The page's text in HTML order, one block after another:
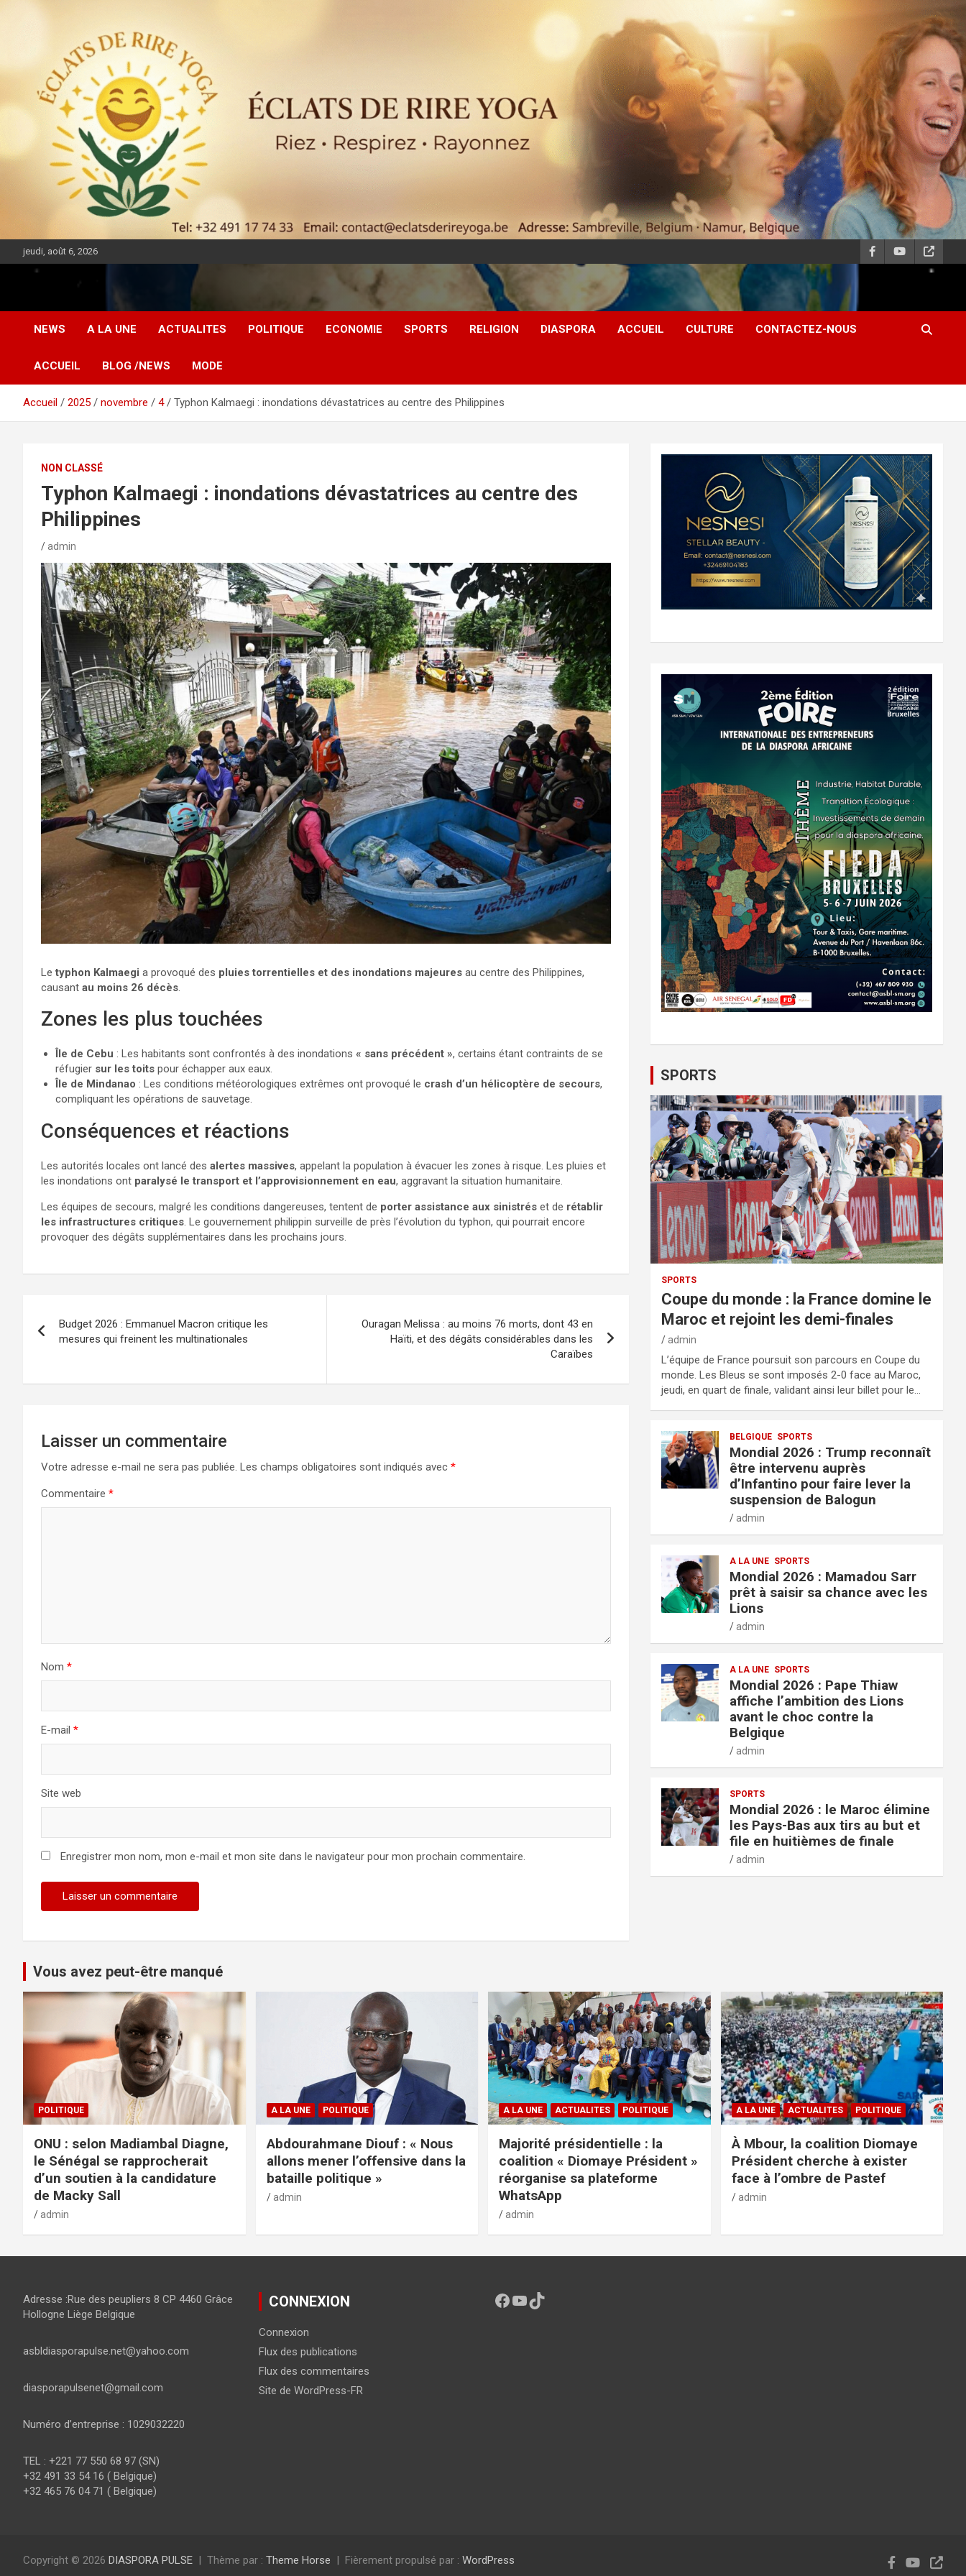
jeudi, août 6, 2026
DIASPORA PULSE
NEWS A LA UNE ACTUALITES POLITIQUE ECONOMIE SPORTS RELIGION DIASPORA ACCUEIL CULTURE CONTACTEZ-NOUS
ACCUEIL BLOG /NEWS MODE
Accueil 2025 novembre 4 Typhon Kalmaegi : inondations dévastatrices au centre des Philippines
NON CLASSÉ
Typhon Kalmaegi : inondations dévastatrices au centre des
Philippines
admin
Letyphon Kalmaegi a provoqué des pluies torrentielles et des inondations majeures au centre des Philippines,
causant au moins 26 décès
Zones les plus touchées
Île de Cebu : Les habitants sont confrontés à des inondations « sans précédent », certains étant contraints de se
réfugier sur les toits pour échapper aux eaux.
Île de Mindanao : Les conditions météorologiques extrêmes ont provoqué le crash d’un hélicoptère de secours,
compliquant les opérations de sauvetage.
Conséquences et réactions
Les autorités locales ont lancé des alertes massives, appelant la population à évacuer les zones à risque. Les pluies et
les inondations ont paralysé le transport et l’approvisionnement en eau, aggravant la situation humanitaire.
Les équipes de secours, malgré les conditions dangereuses, tentent de porter assistance aux sinistrés et de rétablir
les infrastructures critiques . Le gouvernement philippin surveille de près l’évolution du typhon, qui pourrait encore
provoquer des dégâts supplémentaires dans les prochains jours.
Budget 2026 : Emmanuel Macron critique les
mesures qui freinent les multinationales
Ouragan Melissa : au moins 76 morts, dont 43 en
Haïti, et des dégâts considérables dans les
Caraïbes
Laisser un commentaire
Votre adresse e-mail ne sera pas publiée. Les champs obligatoires sont indiqués avec *
Commentaire *
Nom *
E-mail *
Site web
Enregistrer mon nom, mon e-mail et mon site dans le navigateur pour mon prochain commentaire.
SPORTS
SPORTS
Coupe du monde : la France domine le
Maroc et rejoint les demi-finales
admin
L’équipe de France poursuit son parcours en Coupe du
monde. Les Bleus se sont imposés 2-0 face au Maroc,
jeudi, en quart de finale, validant ainsi leur billet pour le…
BELGIQUE SPORTS
Mondial 2026 : Trump reconnaît
être intervenu auprès
d’Infantino pour faire lever la
suspension de Balogun
admin
A LA UNE SPORTS
Mondial 2026 : Mamadou Sarr
prêt à saisir sa chance avec les
Lions
admin
A LA UNE SPORTS
Mondial 2026 : Pape Thiaw
affiche l’ambition des Lions
avant le choc contre la
Belgique
admin
SPORTS
Mondial 2026 : le Maroc élimine
les Pays-Bas aux tirs au but et
file en huitièmes de finale
admin
Vous avez peut-être manqué
POLITIQUE
ONU : selon Madiambal Diagne,
le Sénégal se rapprocherait
d’un soutien à la candidature
de Macky Sall
admin
A LA UNE POLITIQUE
Abdourahmane Diouf : « Nous
allons mener l’offensive dans la
bataille politique »
admin
A LA UNE ACTUALITES POLITIQUE
Majorité présidentielle : la
coalition « Diomaye Président »
réorganise sa plateforme
WhatsApp
admin
A LA UNE ACTUALITES POLITIQUE
À Mbour, la coalition Diomaye
Président cherche à exister
face à l’ombre de Pastef
admin
Adresse :Rue des peupliers 8 CP 4460 Grâce
Hollogne Liège Belgique
asbldiasporapulse.net@yahoo.com
diasporapulsenet@gmail.com
Numéro d’entreprise : 1029032220
TEL : +221 77 550 68 97 (SN)
+32 491 33 54 16 ( Belgique)
+32 465 76 04 71 ( Belgique)
CONNEXION
Connexion
Flux des publications
Flux des commentaires
Site de WordPress-FR
Copyright © 2026 DIASPORA PULSE Thème par : Theme Horse Fièrement propulsé par : WordPress